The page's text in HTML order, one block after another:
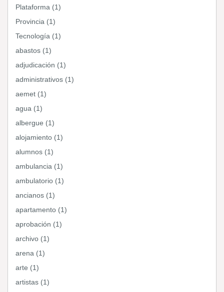
Plataforma (1)
Provincia (1)
Tecnología (1)
abastos (1)
adjudicación (1)
administrativos (1)
aemet (1)
agua (1)
albergue (1)
alojamiento (1)
alumnos (1)
ambulancia (1)
ambulatorio (1)
ancianos (1)
apartamento (1)
aprobación (1)
archivo (1)
arena (1)
arte (1)
artistas (1)